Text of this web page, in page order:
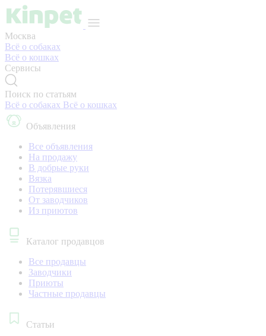
Москва
Всё о собаках
Всё о кошках
Сервисы
Поиск по статьям
Всё о собаках Всё о кошках
Объявления
Все объявления
На продажу
В добрые руки
Вязка
Потерявшиеся
От заводчиков
Из приютов
Каталог продавцов
Все продавцы
Заводчики
Приюты
Частные продавцы
Статьи